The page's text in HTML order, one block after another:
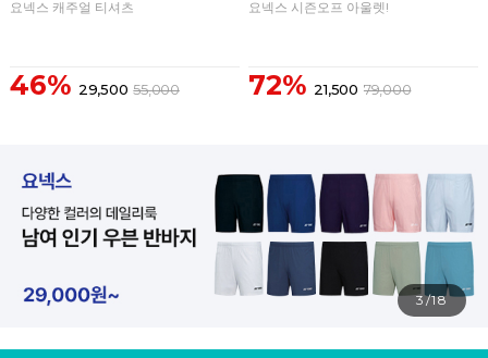
요넥스 캐주얼 티셔츠
46% 29,500 55,000
요넥스 시즌오프 아울렛!
72% 21,500 79,000
4/18